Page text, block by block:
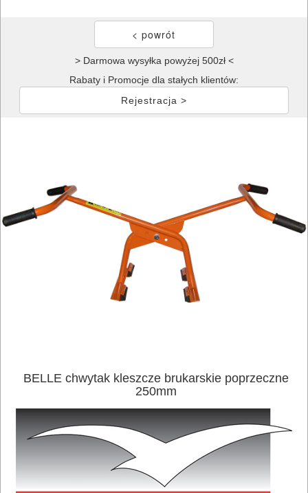
ELEKTRONARZĘDZIA
AKUMULATOROWE
OSPRZĘT
I
AKCESORIA
> Darmowa wysyłka powyżej 500zł <
Rabaty i Promocje dla stałych klientów:
Rejestracja >
BELLE chwytak kleszcze brukarskie poprzeczne
250mm